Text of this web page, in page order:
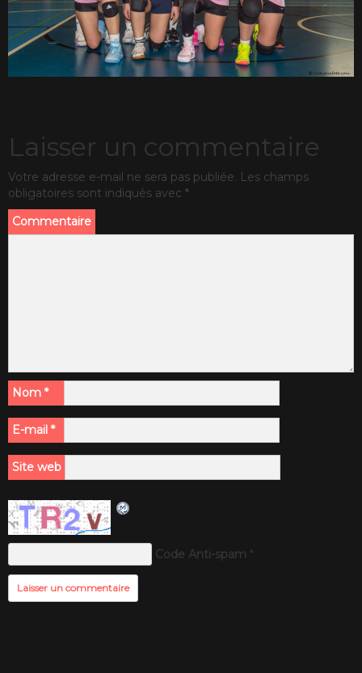
Laisser un commentaire
Votre adresse e-mail ne sera pas publiée. Les champs
obligatoires sont indiqués avec *
Commentaire
Nom *
E-mail *
Site web
Code Anti-spam *